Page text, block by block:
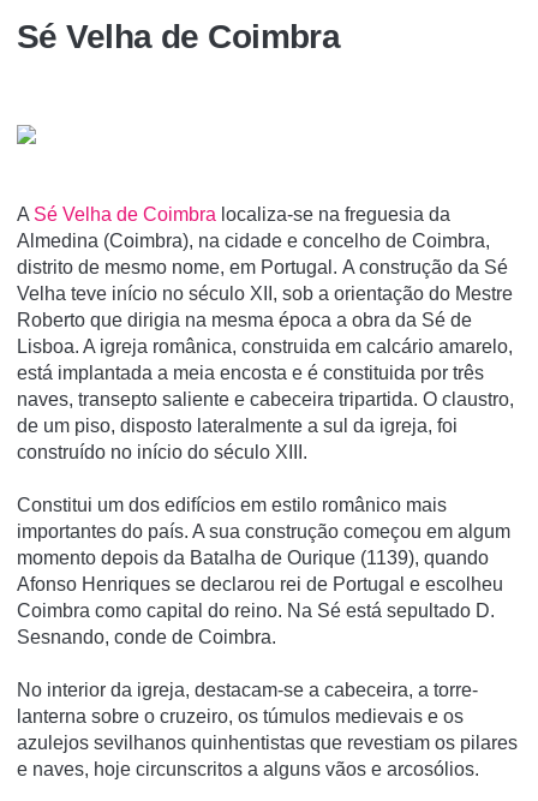
Sé Velha de Coimbra
A Sé Velha de Coimbra localiza-se na freguesia da
Almedina (Coimbra), na cidade e concelho de Coimbra,
distrito de mesmo nome, em Portugal. A construção da Sé
Velha teve início no século XII, sob a orientação do Mestre
Roberto que dirigia na mesma época a obra da Sé de
Lisboa. A igreja românica, construida em calcário amarelo,
está implantada a meia encosta e é constituida por três
naves, transepto saliente e cabeceira tripartida. O claustro,
de um piso, disposto lateralmente a sul da igreja, foi
construído no início do século XIII.
Constitui um dos edifí­cios em estilo românico mais
importantes do paí­s. A sua construção começou em algum
momento depois da Batalha de Ourique (1139), quando
Afonso Henriques se declarou rei de Portugal e escolheu
Coimbra como capital do reino. Na Sé está sepultado D.
Sesnando, conde de Coimbra.
No interior da igreja, destacam-se a cabeceira, a torre-
lanterna sobre o cruzeiro, os túmulos medievais e os
azulejos sevilhanos quinhentistas que revestiam os pilares
e naves, hoje circunscritos a alguns vãos e arcosólios.